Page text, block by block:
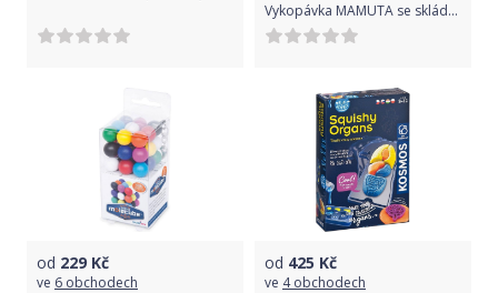
Vykopávka MAMUTA se skládací kostrou
od 229 Kč
ve 6 obchodech
od 425 Kč
ve 4 obchodech